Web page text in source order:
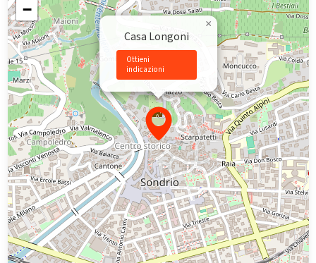
Casa Longoni
Ottieni
indicazioni
×
−